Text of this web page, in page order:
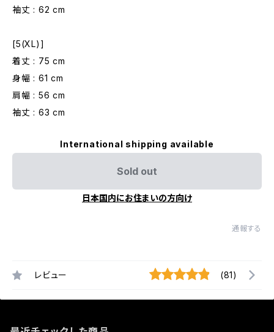
袖丈 : 62 cm
[5(XL)]
着丈 : 75 cm
身幅 : 61 cm
肩幅 : 56 cm
袖丈 : 63 cm
International shipping available
Sold out
日本国内にお住まいの方向け
通報する
レビュー (81)